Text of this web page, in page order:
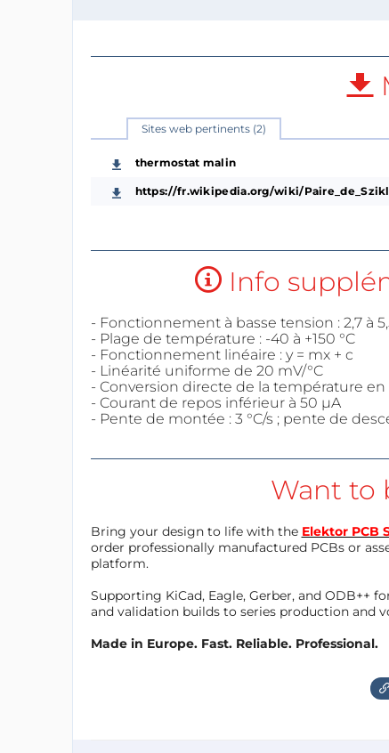
Sites web pertinents (2)
thermostat malin
https://fr.wikipedia.org/wiki/
Info
- Fonctionnement à basse tension : 2,7 à
- Plage de température : -40 à +150 °C
- Fonctionnement linéaire : y = mx + c
- Linéarité uniforme de 20 mV/°C
- Conversion directe de la température
- Courant de repos inférieur à 50 µA
- Pente de montée : 3 °C/s ; pente de
Want to
Bring your design to life with the Elektor PCB
order professionally manufactured PCBs or
platform.
Supporting KiCad, Eagle, Gerber, and ODB++
and validation builds to series production and
Made in Europe. Fast. Reliable. Professional.